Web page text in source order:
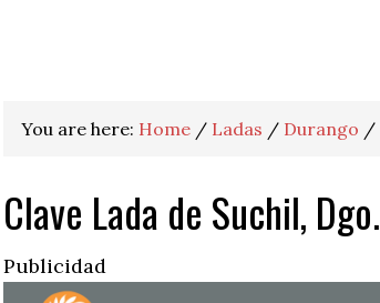
You are here: Home / Ladas / Durango /
Clave Lada de Suchil, Dgo.
Publicidad